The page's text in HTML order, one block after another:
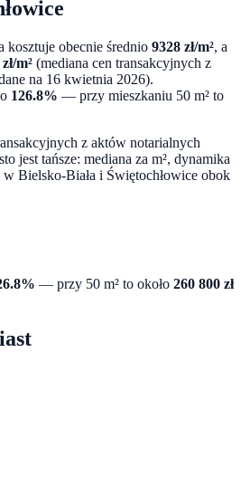
kosztuje obecnie średnio 9328 zł/m², a
zł/m² (mediana cen transakcyjnych z
na 16 kwietnia 2026).
126.8% — przy mieszkaniu 50 m² to
z aktów notarialnych
jest tańsze: mediana za m², dynamika
w Bielsko-Biała i Świętochłowice obok
% — przy 50 m² to około 260 800 zł